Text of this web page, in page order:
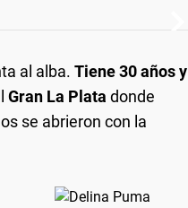
al alba. Tiene 30 años y
Gran La Plata donde
se abrieron con la